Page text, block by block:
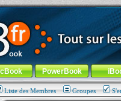
!
général-Aller au menu de
PowerBook
Liste des Membres Groupes